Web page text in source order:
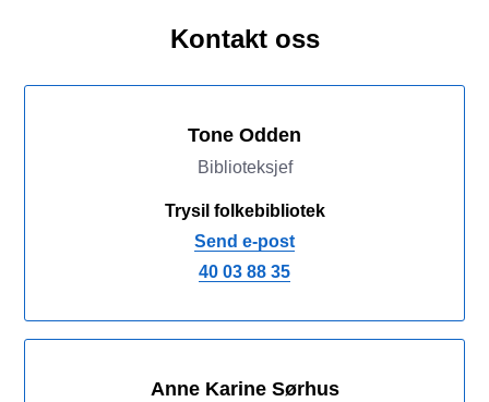
Kontakt oss
Tone Odden
Biblioteksjef
Trysil folkebibliotek
Send e-post
40 03 88 35
Anne Karine Sørhus